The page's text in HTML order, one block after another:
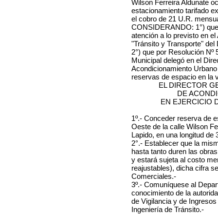
Wilson Ferreira Aldunate
estacionamiento tarifado
el cobro de 21 U.R.
CONSIDERANDO: 1°)
atención a lo previsto en
"Tránsito y Transporte" del
2°) que por Resolución Nº
Municipal delegó en el
Acondicionamiento
reservas de espacio en la
EL DIRECTOR
DE
EN EJERCICIO
1º.- Conceder reserva de
Oeste de la calle Wilson
Lapido, en una longitud
2°.- Establecer que la
hasta tanto duren las
y estará sujeta al costo
reajustables), dicha cifra
Comerciales.-
3º.- Comuníquese al
conocimiento de la
de Vigilancia y de
Ingeniería de Tránsito.-